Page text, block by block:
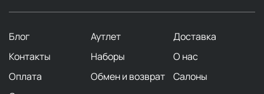
Блог Аутлет
Доставка
Контакты
Наборы
О нас
Оплата
Обмен и возврат
Салоны